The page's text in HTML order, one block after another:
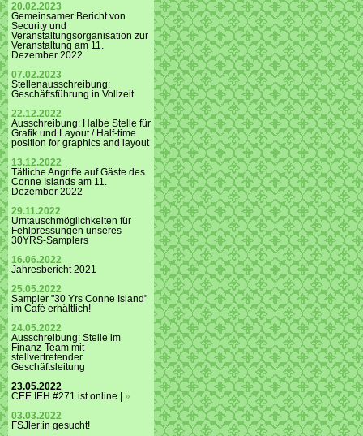
20.02.2023
Gemeinsamer Bericht von
Security und
Veranstaltungsorganisation zur
Veranstaltung am 11.
Dezember 2022
07.02.2023
Stellenausschreibung:
Geschäftsführung in Vollzeit
22.12.2022
Ausschreibung: Halbe Stelle für
Grafik und Layout / Half-time
position for graphics and layout
13.12.2022
Tätliche Angriffe auf Gäste des
Conne Islands am 11.
Dezember 2022
29.11.2022
Umtauschmöglichkeiten für
Fehlpressungen unseres
30YRS-Samplers
16.06.2022
Jahresbericht 2021
25.05.2022
Sampler "30 Yrs Conne Island"
im Café erhältlich!
24.05.2022
Ausschreibung: Stelle im
Finanz-Team mit
stellvertretender
Geschäftsleitung
23.05.2022
CEE IEH #271 ist online | »
03.03.2022
FSJler:in gesucht!